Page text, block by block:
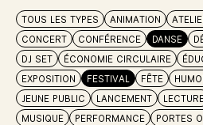
TOUS LES TYPES ANIMATION
CONCERT
CONFÉRENCE DANSE
DJ SET
ÉCONOMIE CIRCULAIRE
EXPOSITION
FESTIVAL FÊTE
JEUNE PUBLIC
LANCEMENT
MUSIQUE
PERFORMANCE PORTES